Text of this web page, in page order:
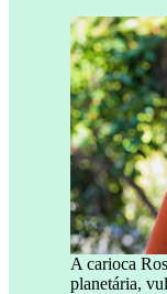
A carioca
planetária,